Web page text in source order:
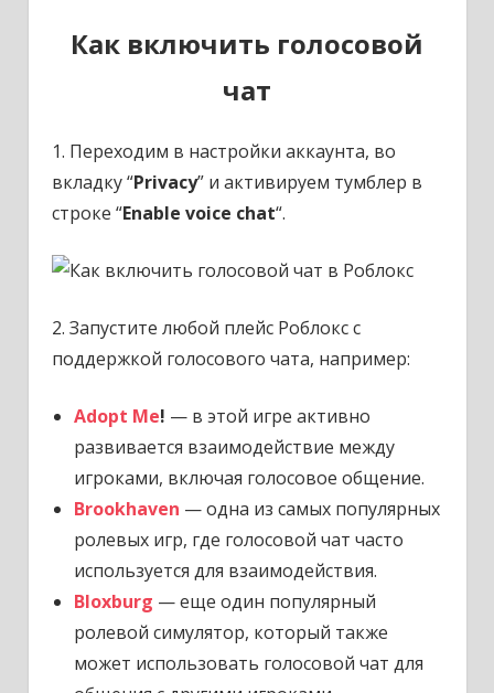
Как включить голосовой
чат
1. Переходим в настройки аккаунта, во
вкладку “Privacy” и активируем тумблер в
строке “Enable voice chat“.
2. Запустите любой плейс Роблокс с
поддержкой голосового чата, например:
Adopt Me! — в этой игре активно
развивается взаимодействие между
игроками, включая голосовое общение.
Brookhaven — одна из самых популярных
ролевых игр, где голосовой чат часто
используется для взаимодействия.
Bloxburg — еще один популярный
ролевой симулятор, который также
может использовать голосовой чат для